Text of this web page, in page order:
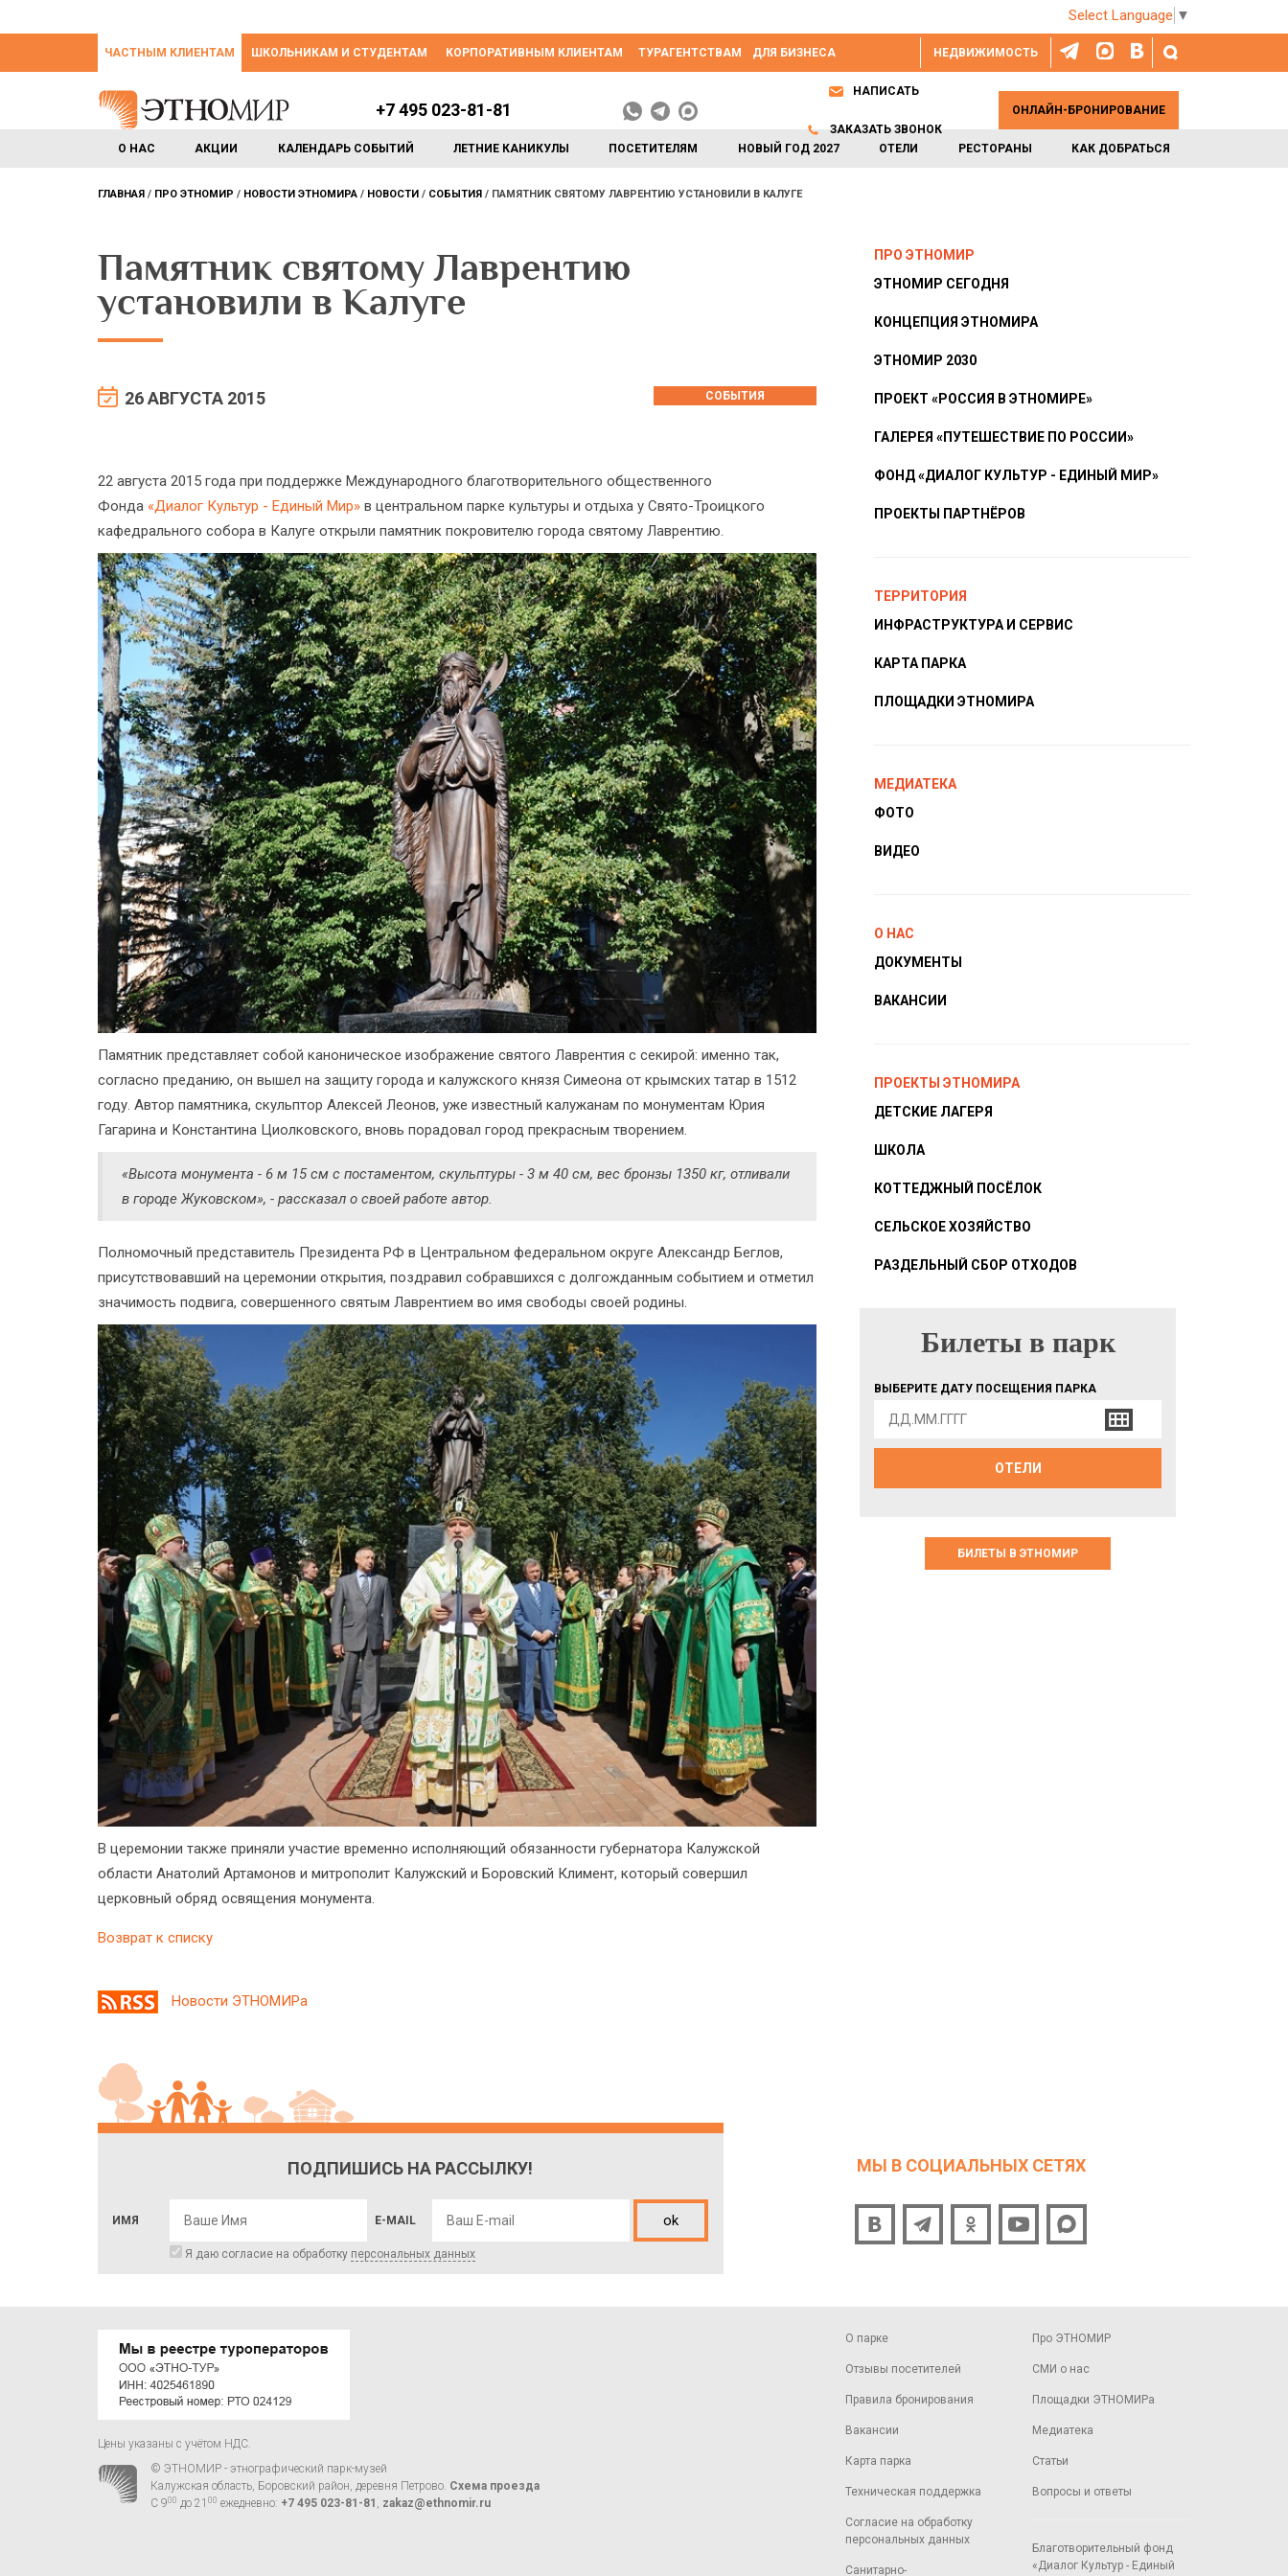
Select Language ▼
НЕДВИЖИМОСТЬ
ЧАСТНЫМ КЛИЕНТАМ ШКОЛЬНИКАМ И СТУДЕНТАМ КОРПОРАТИВНЫМ КЛИЕНТАМ ТУРАГЕНТСТВАМ ДЛЯ БИЗНЕСА
О НАС АКЦИИ КАЛЕНДАРЬ СОБЫТИЙ ЛЕТНИЕ КАНИКУЛЫ ПОСЕТИТЕЛЯМ НОВЫЙ ГОД 2027 ОТЕЛИ РЕСТОРАНЫ КАК ДОБРАТЬСЯ
+7 495 023-81-81
НАПИСАТЬ
ЗАКАЗАТЬ ЗВОНОК
ОНЛАЙН-БРОНИРОВАНИЕ
ГЛАВНАЯ ПРО ЭТНОМИР НОВОСТИ ЭТНОМИРА НОВОСТИ СОБЫТИЯ ПАМЯТНИК СВЯТОМУ ЛАВРЕНТИЮ УСТАНОВИЛИ В КАЛУГЕ
Памятник святому Лаврентию
установили в Калуге
26 АВГУСТА 2015 СОБЫТИЯ
22 августа 2015 года при поддержке Международного благотворительного общественного
Фонда «Диалог Культур - Единый Мир» в центральном парке культуры и отдыха у Свято-Троицкого
кафедрального собора в Калуге открыли памятник покровителю города святому Лаврентию.
Памятник представляет собой каноническое изображение святого Лаврентия с секирой: именно так,
согласно преданию, он вышел на защиту города и калужского князя Симеона от крымских татар в 1512
году. Автор памятника, скульптор Алексей Леонов, уже известный калужанам по монументам Юрия
Гагарина и Константина Циолковского, вновь порадовал город прекрасным творением.
«Высота монумента - 6 м 15 см с постаментом, скульптуры - 3 м 40 см, вес бронзы 1350 кг, отливали
в городе Жуковском», - рассказал о своей работе автор.
Полномочный представитель Президента РФ в Центральном федеральном округе Александр Беглов,
присутствовавший на церемонии открытия, поздравил собравшихся с долгожданным событием и отметил
значимость подвига, совершенного святым Лаврентием во имя свободы своей родины.
В церемонии также приняли участие временно исполняющий обязанности губернатора Калужской
области Анатолий Артамонов и митрополит Калужский и Боровский Климент, который совершил
церковный обряд освящения монумента.
Возврат к списку
ПРО ЭТНОМИР
ЭТНОМИР СЕГОДНЯ
КОНЦЕПЦИЯ ЭТНОМИРА
ЭТНОМИР 2030
ПРОЕКТ «РОССИЯ В ЭТНОМИРЕ»
ГАЛЕРЕЯ «ПУТЕШЕСТВИЕ ПО РОССИИ»
ФОНД «ДИАЛОГ КУЛЬТУР - ЕДИНЫЙ МИР»
ПРОЕКТЫ ПАРТНЁРОВ
ТЕРРИТОРИЯ
ИНФРАСТРУКТУРА И СЕРВИС
КАРТА ПАРКА
ПЛОЩАДКИ ЭТНОМИРА
МЕДИАТЕКА
ФОТО
ВИДЕО
О НАС
ДОКУМЕНТЫ
ВАКАНСИИ
ПРОЕКТЫ ЭТНОМИРА
ДЕТСКИЕ ЛАГЕРЯ
ШКОЛА
КОТТЕДЖНЫЙ ПОСЁЛОК
СЕЛЬСКОЕ ХОЗЯЙСТВО
РАЗДЕЛЬНЫЙ СБОР ОТХОДОВ
БИЛЕТЫ В ПАРК
Билеты в парк
ВЫБЕРИТЕ ДАТУ ПОСЕЩЕНИЯ ПАРКА
ОТЕЛИ
БИЛЕТЫ В ЭТНОМИР
Новости ЭТНОМИРа
ПОДПИШИСЬ НА РАССЫЛКУ!
ИМЯ E-MAIL ok
Я даю согласие на обработку персональных данных
МЫ В СОЦИАЛЬНЫХ СЕТЯХ
О парке
Отзывы посетителей
Правила бронирования
Вакансии
Карта парка
Техническая поддержка
Согласие на обработку
персональных данных
Санитарно-
Про ЭТНОМИР
СМИ о нас
Площадки ЭТНОМИРа
Медиатека
Статьи
Вопросы и ответы
Благотворительный фонд
«Диалог Культур - Единый
Цены указаны с учётом НДС.
© ЭТНОМИР - этнографический парк-музей
Калужская область, Боровский район, деревня Петрово. Схема проезда
С 900 до 21 00 ежедневно: +7 495 023-81-81 , zakaz@ethnomir.ru